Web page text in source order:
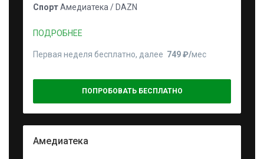
СпортАмедиатека / DAZN
ПОДРОБНЕЕ
Первая неделя бесплатно, далее 749 ₽⁠/⁠мес
ПОПРОБОВАТЬ БЕСПЛАТНО
Амедиатека